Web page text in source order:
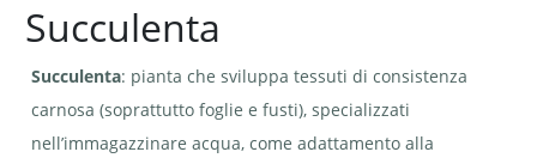
Succulenta
Succulenta: pianta che sviluppa tessuti di consistenza
carnosa (soprattutto foglie e fusti), specializzati
nell’immagazzinare acqua, come adattamento alla